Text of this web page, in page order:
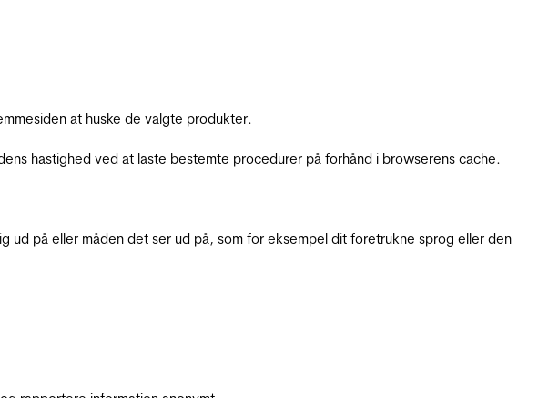
at huske de valgte produkter.
hastighed ved at laste bestemte procedurer på forhånd i browserens cache.
på eller måden det ser ud på, som for eksempel dit foretrukne sprog eller den